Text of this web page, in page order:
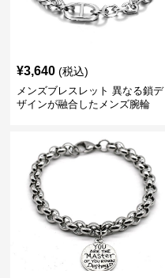
¥3,640 (税込)
メンズブレスレット 異なる鎖デ
ザインが融合したメンズ腕輪